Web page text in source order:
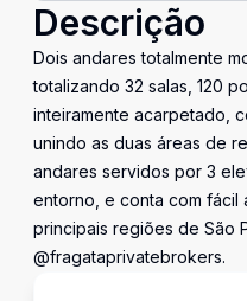
Descrição
Dois andares totalmente
totalizando 32 salas, 120
inteiramente acarpetado,
unindo as duas áreas de
andares servidos por 3
entorno, e conta com fácil
principais regiões de São
@fragataprivatebrokers.